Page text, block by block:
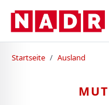
Startseite / Ausland